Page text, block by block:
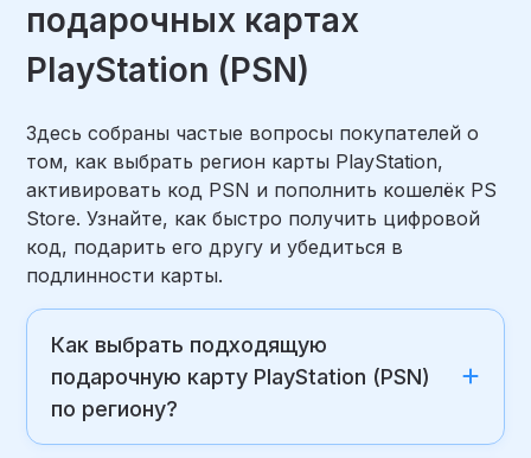
подарочных картах
PlayStation (PSN)
Здесь собраны частые вопросы покупателей о
том, как выбрать регион карты PlayStation,
активировать код PSN и пополнить кошелёк PS
Store. Узнайте, как быстро получить цифровой
код, подарить его другу и убедиться в
подлинности карты.
Как выбрать подходящую
подарочную карту PlayStation (PSN)
по региону?